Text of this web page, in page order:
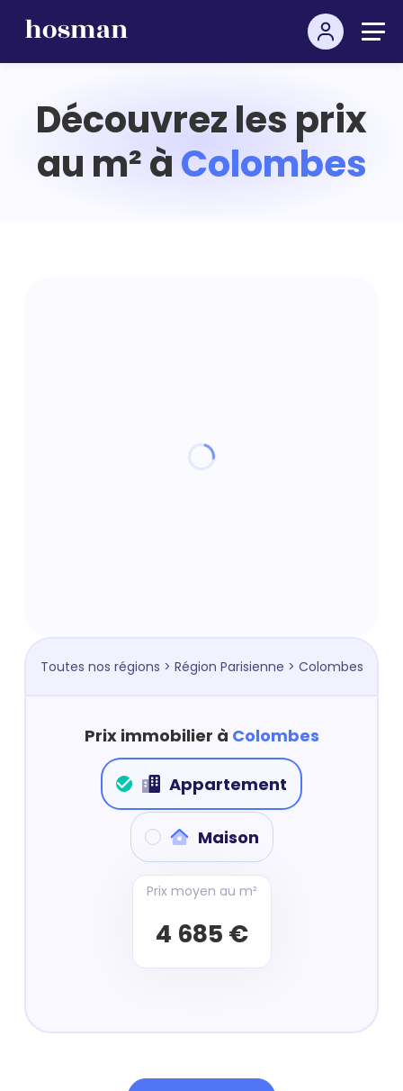
Découvrez les prix
au m² àColombes
Toutes nos régions > Région Parisienne > Colombes
Prix immobilier à Colombes
Appartement
Maison
Prix moyen au m²
4 685 €